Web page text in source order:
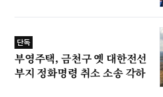
단독
부영주택, 금천구 옛 대한전선
부지 정화명령 취소 소송 각하